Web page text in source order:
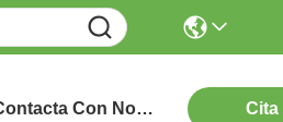
Contacta Con Nosotros Cita